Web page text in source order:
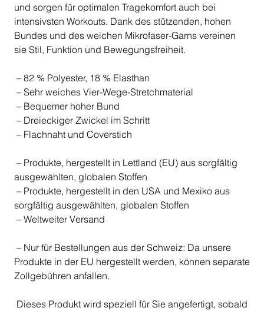
und sorgen für optimalen Tragekomfort auch bei
intensivsten Workouts. Dank des stützenden, hohen
Bundes und des weichen Mikrofaser-Garns vereinen
sie Stil, Funktion und Bewegungsfreiheit.
– 82 % Polyester, 18 % Elasthan
– Sehr weiches Vier-Wege-Stretchmaterial
– Bequemer hoher Bund
– Dreieckiger Zwickel im Schritt
– Flachnaht und Coverstich
– Produkte, hergestellt in Lettland (EU) aus sorgfältig
ausgewählten, globalen Stoffen
– Produkte, hergestellt in den USA und Mexiko aus
sorgfältig ausgewählten, globalen Stoffen
– Weltweiter Versand
– Nur für Bestellungen aus der Schweiz: Da unsere
Produkte in der EU hergestellt werden, können separate
Zollgebühren anfallen.
Dieses Produkt wird speziell für Sie angefertigt, sobald